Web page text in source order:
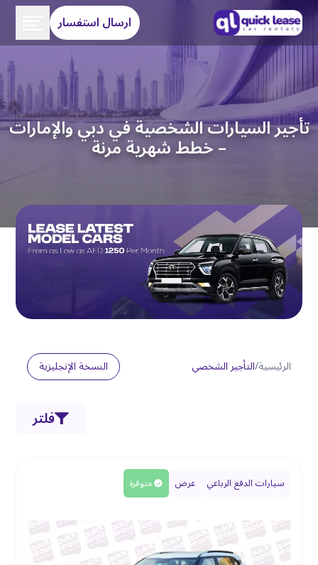
ارسال استفسار
تأجير السيارات الشخصية في دبي والإمارات
– خطط شهرية مرنة
الرئيسية/التأجير الشخصي النسخة الإنجليزية
فلتر
سيارات الدفع الرباعي عرض متوفرة